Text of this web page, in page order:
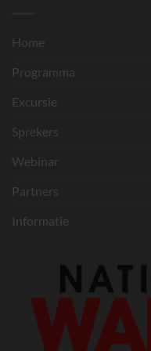
Home
Programma
Excursie
Sprekers
Webinar
Partners
Informatie